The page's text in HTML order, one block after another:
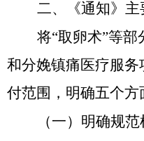
二、
《通知》
将“取卵术”等
和分娩镇痛医疗服
付范围，明确五个方
（一） 明确规范